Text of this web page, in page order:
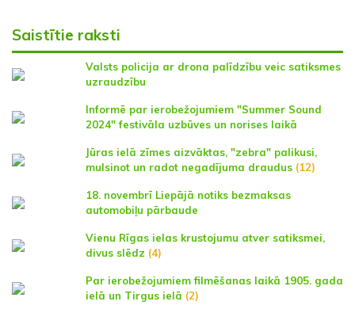
Saistītie raksti
Valsts policija ar drona palīdzību veic satiksmes
uzraudzību
Informē par ierobežojumiem "Summer Sound
2024" festivāla uzbūves un norises laikā
Jūras ielā zīmes aizvāktas, "zebra" palikusi,
mulsinot un radot negadījuma draudus (12)
18. novembrī Liepājā notiks bezmaksas
automobiļu pārbaude
Vienu Rīgas ielas krustojumu atver satiksmei,
divus slēdz (4)
Par ierobežojumiem filmēšanas laikā 1905. gada
ielā un Tirgus ielā (2)